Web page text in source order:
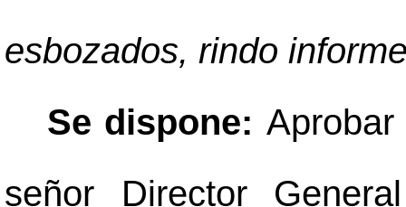
esbozados, rindo
Se dispone:
señor Director